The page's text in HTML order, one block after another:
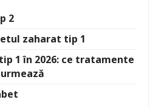
2
zaharat tip 1
1 în 2026: ce tratamente